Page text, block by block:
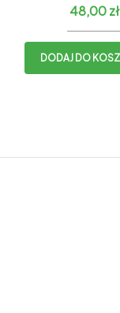
48,00zł
DODAJ DO